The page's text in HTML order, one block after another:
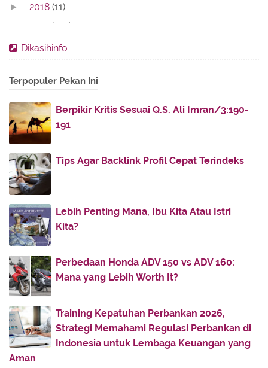
► 2018 (11)
(142)
► 2016(11)
► 2012(86)
► 2011
▼ 2010 (187)
Ketika Bidadari Turun ke Bumi
Khalifah Umar dan Keadilan
Punggung...
Aku Ingin Dicinta Seperti Sarah Mencintai Ibrahim
Alibaba dan Qasim
Perbedaan Pendapat tentang Mengucapkan
Selamat Natal
Gurau dan Canda Rasulullah SAW
AL-QAMAH DIBAKAR RASUL
ANAK KECIL YANG TAKUT API NERAKA
WAHYU TERAKHIR KEPADA RASULULLAH SAW
Dikasihinfo
Terpopuler Pekan Ini
Berpikir Kritis Sesuai Q.S. Ali Imran/3:190-
191
Tips Agar Backlink Profil Cepat Terindeks
Lebih Penting Mana, Ibu Kita Atau Istri
Kita?
Perbedaan Honda ADV 150 vs ADV 160:
Mana yang Lebih Worth It?
Training Kepatuhan Perbankan 2026,
Strategi Memahami Regulasi Perbankan di
Indonesia untuk Lembaga Keuangan yang
Aman